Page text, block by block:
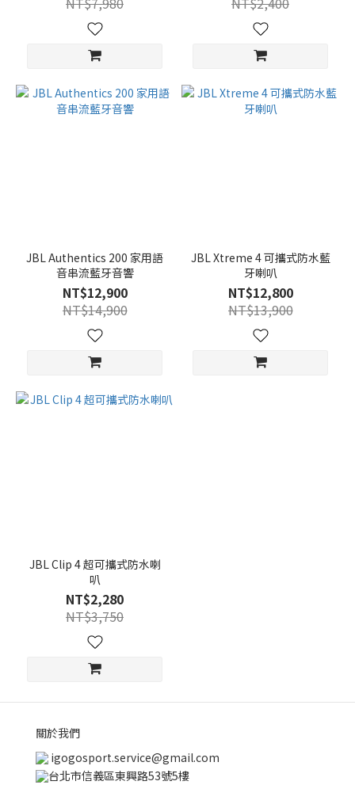
JBL Authentics 200 家用語
音串流藍牙音響
NT$12,900
NT$14,900
JBL Xtreme 4 可攜式防水藍
牙喇叭
NT$12,800
NT$13,900
JBL Clip 4 超可攜式防水喇
叭
NT$2,280
NT$3,750
關於我們
igogosport.service@gmail.com
台北市信義區東興路53號5樓